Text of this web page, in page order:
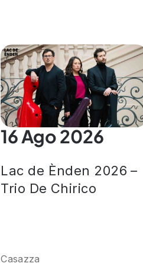
16 Ago 2026
Lac de Ènden 2026 –
Trio De Chirico
Casazza